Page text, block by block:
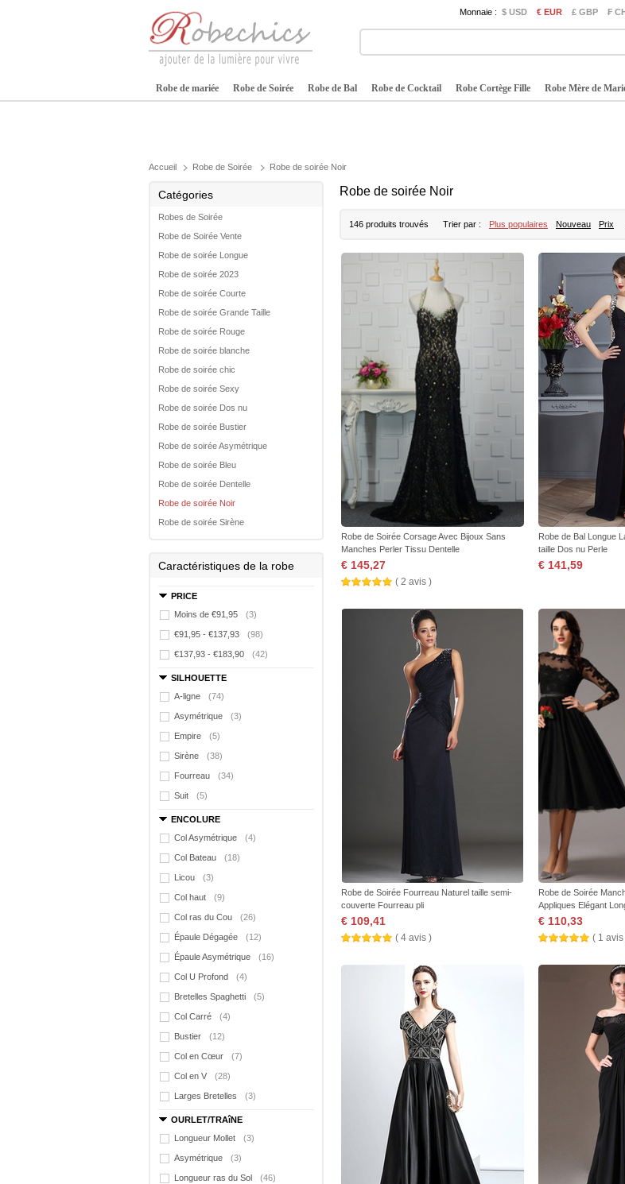
Monnaie : $ USD € EUR £ GBP ₣
Robe de mariée Robe de Soirée Robe de Bal Robe de Cocktail Robe Cortège Fille Robe Mère de
Accueil Robe de Soirée Robe de soirée Noir
Catégories
Robes de Soirée
Robe de Soirée Vente
Robe de soirée Longue
Robe de soirée 2023
Robe de soirée Courte
Robe de soirée Grande Taille
Robe de soirée Rouge
Robe de soirée blanche
Robe de soirée chic
Robe de soirée Sexy
Robe de soirée Dos nu
Robe de soirée Bustier
Robe de soirée Asymétrique
Robe de soirée Bleu
Robe de soirée Dentelle
Robe de soirée Noir
Robe de soirée Sirène
Caractéristiques de la robe
PRICE
Moins de €91,95
(3)
€91,95 - €137,93 (98)
€137,93 - €183,90 (42)
SILHOUETTE
A-ligne
(74)
Asymétrique (3)
Empire (5)
Sirène (38)
Fourreau (34)
Suit (5)
ENCOLURE
Col Asymétrique
(4)
Col Bateau (18)
Licou (3)
Col haut (9)
Col ras du Cou (26)
Épaule Dégagée (12)
Épaule Asymétrique (16)
Col U Profond (4)
Bretelles Spaghetti (5)
Col Carré (4)
Bustier (12)
Col en Cœur (7)
Col en V (28)
Larges Bretelles (3)
OURLET/TRAîNE
Longueur Mollet
(3)
Asymétrique (3)
Longueur ras du Sol (46)
Robe de soirée Noir
146 produits trouvés Trier par : Plus populaires Nouveau Prix
Robe de Soirée Corsage Avec Bijoux Sans
Manches Perler Tissu Dentelle
€ 145,27
( 2 avis )
Robe de Bal Longue
taille Dos nu Perle
€ 141,59
Robe de Soirée Fourreau Naturel taille semi-
couverte Fourreau pli
€ 109,41
( 4 avis )
Robe de Soirée
Appliques Elégant
€ 110,33
( 1 avis